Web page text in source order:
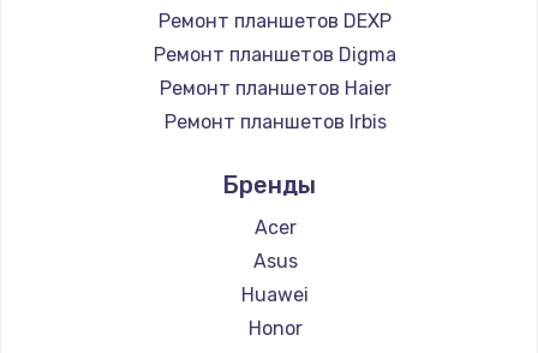
Заказать
Установка драйверов
875 руб.
Заказать
Ремонт планшетов DEXP
Ремонт планшетов Digma
Ремонт планшетов Haier
Ремонт планшетов Irbis
Ремонт планшетов Microsoft
Ремонт планшетов BlackView
Ремонт планшетов Amazon
Ремонт планшетов Aquarius
Ремонт планшетов Philips
Бренды
Acer
Asus
Huawei
Honor